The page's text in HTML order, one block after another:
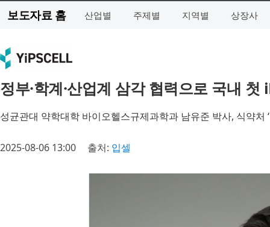
보도자료 홈 산업별 주제별 지역별 상장사
정부·학계·산업계 삼각 협력으로 국내 첫
성균관대 약학대학 바이오헬스규제과학과 남유준 박사, 식약처
2025-08-06 13:00 출처: 입셀